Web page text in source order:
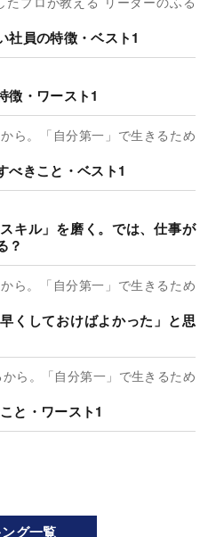
社員の特徴・ベスト1
徴・ワースト1
ら。「自分第一」で生きるため
べきこと・ベスト1
キル」を磨く。では、仕事が
？
ら。「自分第一」で生きるため
くしておけばよかった」と思
ら。「自分第一」で生きるため
と・ワースト1
グ一覧